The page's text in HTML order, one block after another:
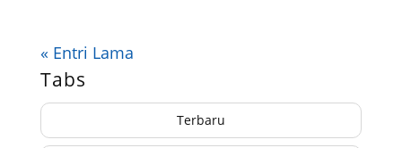
« Entri Lama
Tabs
Terbaru